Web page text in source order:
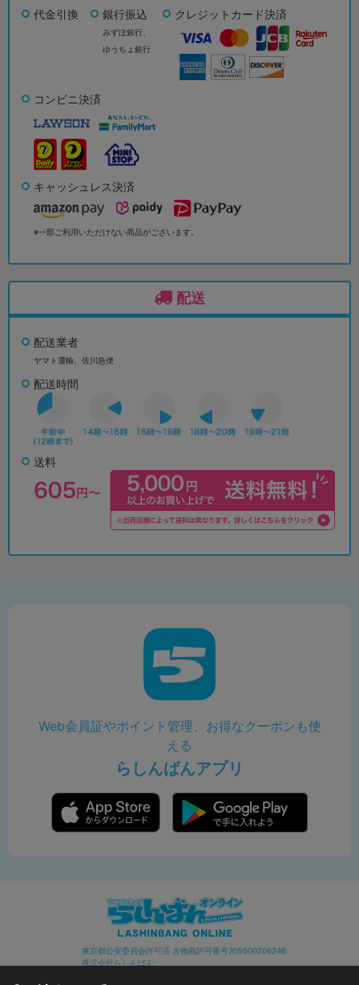
代金引換 銀行振込
みずほ銀行、
ゆうちょ銀行
クレジットカード決済
コンビニ決済
キャッシュレス決済
※一部ご利用いただけない商品がございます。
配送
配送業者
ヤマト運輸、佐川急便
配送時間
送料
Web会員証やポイント管理、お得なクーポンも使
える
らしんばんアプリ
東京都公安委員会許可済 古物商許可番号305500206246
株式会社らしんばん